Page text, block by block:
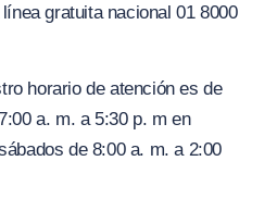
gratuita nacional 01 8000
horario de atención es de
a. m. a 5:30 p. m en
de 8:00 a. m. a 2:00